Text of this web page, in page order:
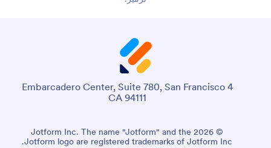
4 Embarcadero Center, Suite 780, San Francisco
CA 94111
© 2026 Jotform Inc. The name "Jotform" and the
Jotform logo are registered trademarks of Jotform Inc.